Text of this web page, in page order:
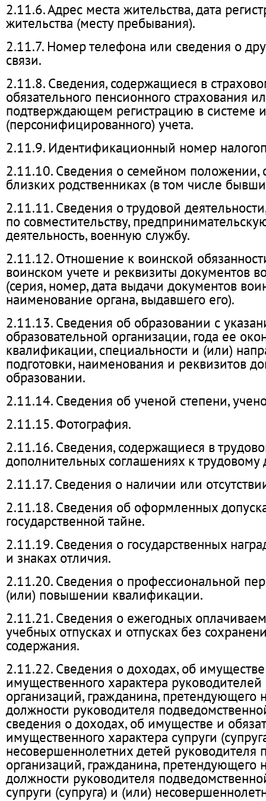
2.11.6. Адрес места жительства, дата
жительства (месту пребывания).
2.11.7. Номер телефона или сведения о
связи.
2.11.8. Сведения, содержащиеся в
обязательного пенсионного страхования
подтверждающем регистрацию в системе
(персонифицированного) учета.
2.11.9. Идентификационный номер
2.11.10. Сведения о семейном положении,
близких родственниках (в том числе
2.11.11. Сведения о трудовой
по совместительству,
деятельность, военную службу.
2.11.12. Отношение к воинской
воинском учете и реквизиты документов
(серия, номер, дата выдачи документов
наименование органа, выдавшего его).
2.11.13. Сведения об образовании с
образовательной организации, года ее
квалификации, специальности и (или)
подготовки, наименования и реквизитов
образовании.
2.11.14. Сведения об ученой степени,
2.11.15. Фотография.
2.11.16. Сведения, содержащиеся в
дополнительных соглашениях к трудовому
2.11.17. Сведения о наличии или
2.11.18. Сведения об оформленных
государственной тайне.
2.11.19. Сведения о государственных
и знаках отличия.
2.11.20. Сведения о профессиональной
(или) повышении квалификации.
2.11.21. Сведения о ежегодных
учебных отпусках и отпусках без
содержания.
2.11.22. Сведения о доходах, об имуществе
имущественного характера
организаций, гражданина, претендующего
должности руководителя
сведения о доходах, об имуществе и
имущественного характера супруги
несовершеннолетних детей руководителя
организаций, гражданина, претендующего
должности руководителя
супруги (супруга) и (или)